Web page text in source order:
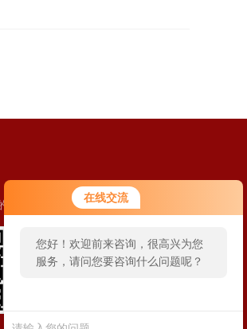
在线交流
您好！欢迎前来咨询，很高兴为您
服务，请问您要咨询什么问题呢？
了需求产品，您可以直接在线与我
微信公众号了解更多信息：